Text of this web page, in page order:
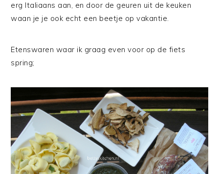
erg Italiaans aan, en door de geuren uit de keuken
waan je je ook echt een beetje op vakantie.
Etenswaren waar ik graag even voor op de fiets
spring;